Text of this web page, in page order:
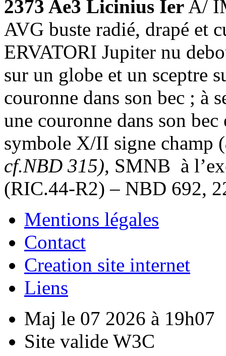
2373 Ae3 Licinius Ier A/
AVG buste radié, drapé et
ERVATORI Jupiter nu
sur un globe et un sceptre
couronne dans son bec ; à
une couronne dans son
symbole X/II signe champ (
cf.NBD 315), SMNB à
(RIC.44-R2) – NBD 692,
Mentions légales
Contact
Creation site internet
Liens
Maj le 07 2026 à 19h07
Site valide W3C